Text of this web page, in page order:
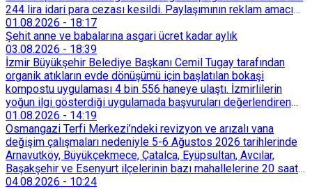
244 lira idari para cezası kesildi. Paylaşımının reklam amacı
taşımadığını savunan Dören, cezanın iptali için yargıya
başvurdu.
01.08.2026 - 18:17
Şehit anne ve babalarına asgari ücret kadar aylık
03.08.2026 - 18:39
İzmir Büyükşehir Belediye Başkanı Cemil Tugay tarafından
organik atıkların evde dönüşümü için başlatılan bokaşi
kompostu uygulaması 4 bin 556 haneye ulaştı. İzmirlilerin
yoğun ilgi gösterdiği uygulamada başvuruları değerlendiren
Tarımsal Hizmetler Dairesi Başkanlığı, farklı ilçelerde toplam
128 bokaşi kompost eğitimi düzenleyerek İzmirlileri
sürdürülebilir atık yönetimi sistemine dahil etti.
01.08.2026 - 14:19
Osmangazi Terfi Merkezi’ndeki revizyon ve arızalı vana
değişim çalışmaları nedeniyle 5-6 Ağustos 2026 tarihlerinde
Arnavutköy, Büyükçekmece, Çatalca, Eyüpsultan, Avcılar,
Başakşehir ve Esenyurt ilçelerinin bazı mahallelerine 20 saat
süreyle su verilemeyecek.
04.08.2026 - 10:24